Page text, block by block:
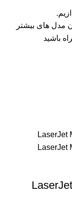
مدل های بیشتر
باشید
پرینتر لیزری رنگی اچ پی مدل LaserJet